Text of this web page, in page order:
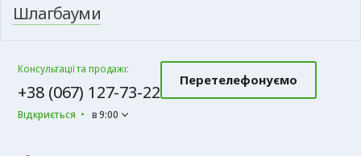
Шлагбауми
Консультації та продажі:
+38 (067) 127-73-22
Відкриється в 9:00
Перетелефонуємо